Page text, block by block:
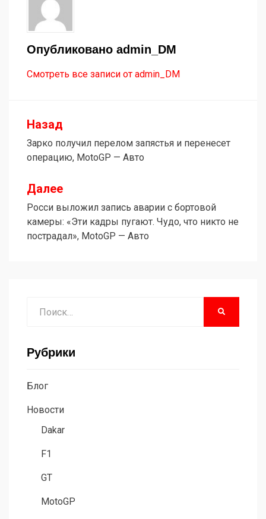
Опубликовано admin_DM
Смотреть все записи от admin_DM
Навигация
по
записям
Назад
Зарко получил перелом запястья и перенесет
операцию, MotoGP — Авто
Далее
Росси выложил запись аварии c бортовой
камеры: «Эти кадры пугают. Чудо, что никто не
пострадал», MotoGP — Авто
Рубрики
Блог
Новости
Dakar
F1
GT
MotoGP